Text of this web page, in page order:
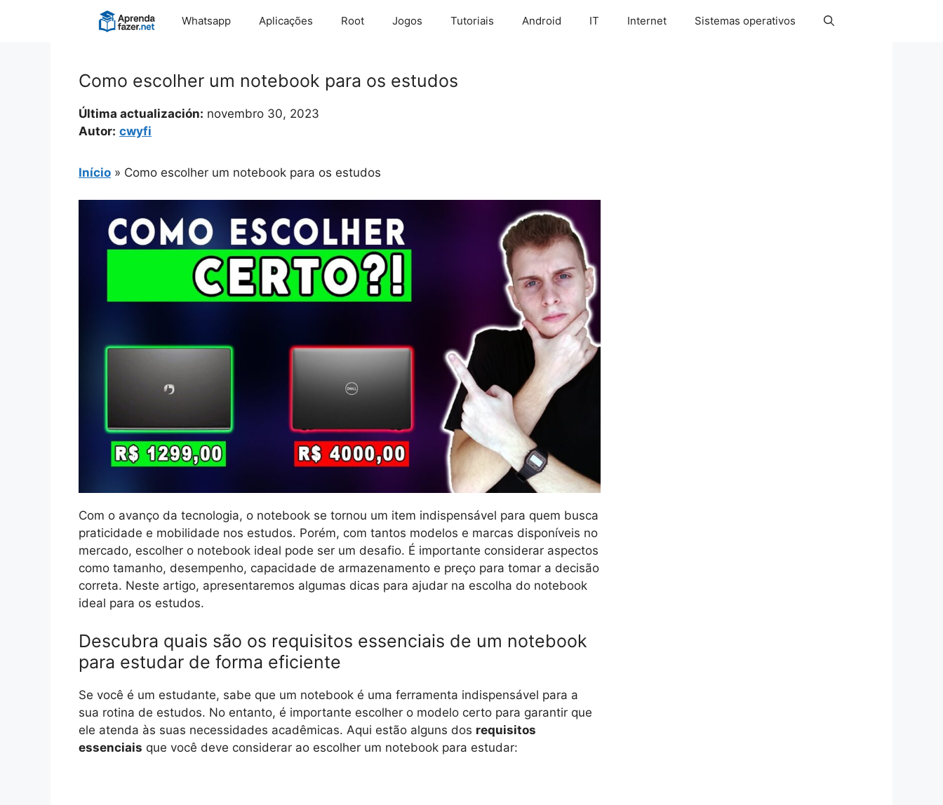
Whatsapp Aplicações Root Jogos Tutoriais Android IT Internet Sistemas operativos
Como escolher um notebook para os estudos
Última actualización: novembro 30, 2023
Autor: cwyfi
Início » Como escolher um notebook para os estudos
Com o avanço da tecnologia, o notebook se tornou um item indispensável para quem busca
praticidade e mobilidade nos estudos. Porém, com tantos modelos e marcas disponíveis no
mercado, escolher o notebook ideal pode ser um desafio. É importante considerar aspectos
como tamanho, desempenho, capacidade de armazenamento e preço para tomar a decisão
correta. Neste artigo, apresentaremos algumas dicas para ajudar na escolha do notebook
ideal para os estudos.
Descubra quais são os requisitos essenciais de um notebook
para estudar de forma eficiente
Se você é um estudante, sabe que um notebook é uma ferramenta indispensável para a
sua rotina de estudos. No entanto, é importante escolher o modelo certo para garantir que
ele atenda às suas necessidades acadêmicas. Aqui estão alguns dos requisitos
essenciais que você deve considerar ao escolher um notebook para estudar: